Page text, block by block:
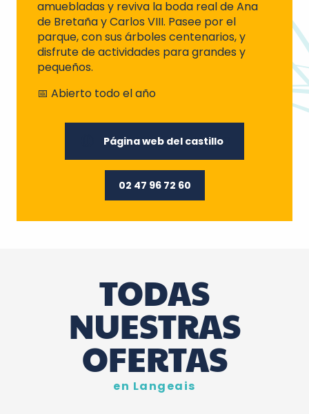
amuebladas y reviva la boda real de Ana
de Bretaña y Carlos VIII. Pasee por el
parque, con sus árboles centenarios, y
disfrute de actividades para grandes y
pequeños.
📅 Abierto todo el año
Página web del castillo
02 47 96 72 60
TODAS
NUESTRAS
OFERTAS
en Langeais